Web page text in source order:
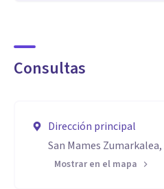
Consultas
Dirección principal
San Mames
Mostrar en el mapa